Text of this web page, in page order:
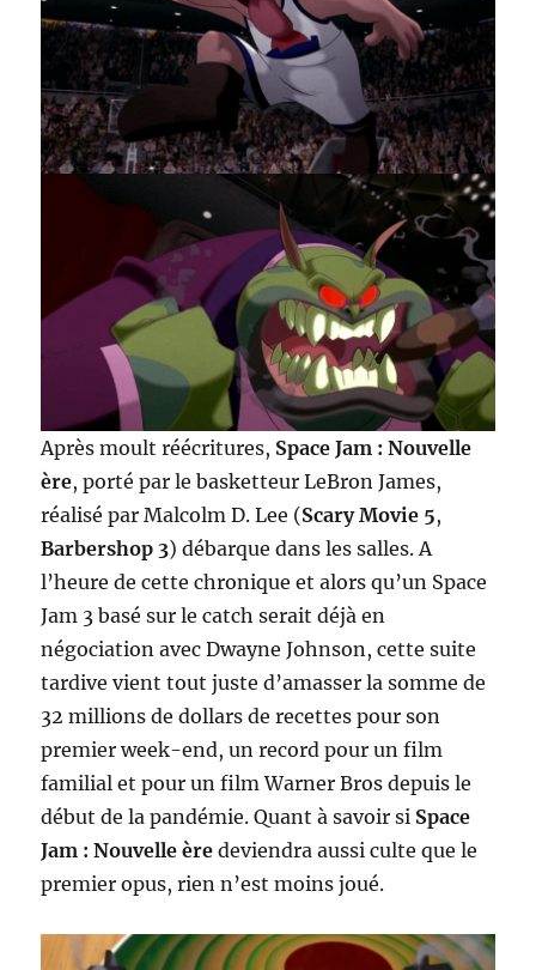
Après moult réécritures, Space Jam : Nouvelle
ère, porté par le basketteur LeBron James,
réalisé par Malcolm D. Lee (Scary Movie 5,
Barbershop 3) débarque dans les salles. A
l’heure de cette chronique et alors qu’un Space
Jam 3 basé sur le catch serait déjà en
négociation avec Dwayne Johnson, cette suite
tardive vient tout juste d’amasser la somme de
32 millions de dollars de recettes pour son
premier week-end, un record pour un film
familial et pour un film Warner Bros depuis le
début de la pandémie. Quant à savoir si Space
Jam : Nouvelle ère deviendra aussi culte que le
premier opus, rien n’est moins joué.